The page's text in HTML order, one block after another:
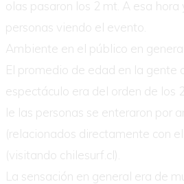
olas pasaron los 2 mt. A esa
personas viendo el evento.
Ambiente en el público en
El promedio de edad en la gente
espectáculo era del orden de los
le las personas se enteraron por
(relacionados directamente con
(visitando chilesurf.cl).
La sensación en general era de